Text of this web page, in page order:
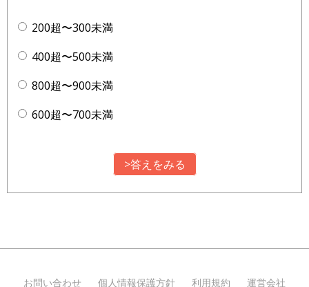
200超〜300未満
400超〜500未満
800超〜900未満
600超〜700未満
>答えをみる
お問い合わせ 個人情報保護方針 利用規約 運営会社